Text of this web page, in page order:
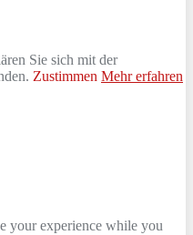
Sie sich mit der
Zustimmen Mehr erfahren
your experience while you